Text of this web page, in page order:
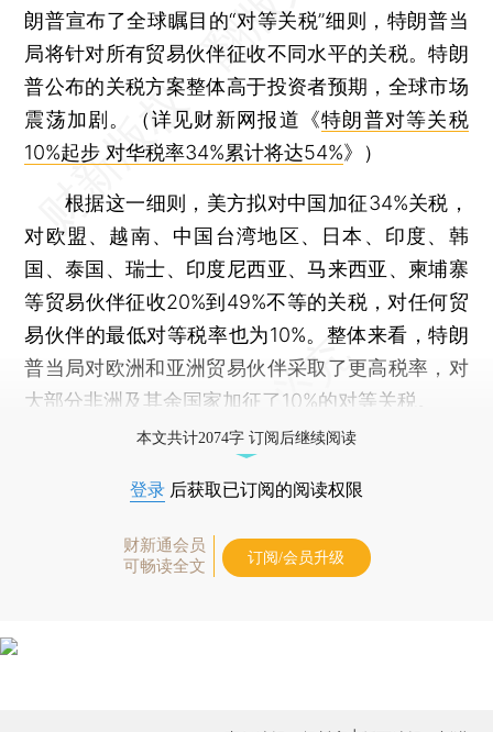
朗普宣布了全球瞩目的“对等关税”细则，特朗普当
局将针对所有贸易伙伴征收不同水平的关税。特朗
普公布的关税方案整体高于投资者预期，全球市场
震荡加剧。（详见财新网报道《特朗普对等关税
10%起步 对华税率34%累计将达54%》）
根据这一细则，美方拟对中国加征34%关税，
对欧盟、越南、中国台湾地区、日本、印度、韩
国、泰国、瑞士、印度尼西亚、马来西亚、柬埔寨
等贸易伙伴征收20%到49%不等的关税，对任何贸
易伙伴的最低对等税率也为10%。整体来看，特朗
普当局对欧洲和亚洲贸易伙伴采取了更高税率，对
大部分非洲及其余国家加征了10%的对等关税。
本文共计2074字 订阅后继续阅读
登录 后获取已订阅的阅读权限
财新通会员
可畅读全文
订阅/会员升级